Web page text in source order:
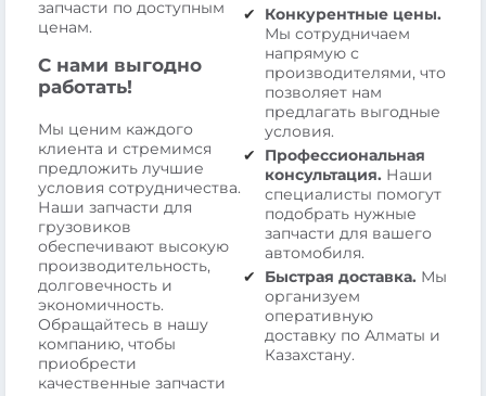
запчасти по доступным
ценам.
С нами выгодно
работать!
Мы ценим каждого
клиента и стремимся
предложить лучшие
условия сотрудничества.
Наши запчасти для
грузовиков
обеспечивают высокую
производительность,
долговечность и
экономичность.
Обращайтесь в нашу
компанию, чтобы
приобрести
качественные запчасти
Конкурентные цены.
Мы сотрудничаем
напрямую с
производителями, что
позволяет нам
предлагать выгодные
условия.
Профессиональная
консультация. Наши
специалисты помогут
подобрать нужные
запчасти для вашего
автомобиля.
Быстрая доставка. Мы
организуем
оперативную
доставку по Алматы и
Казахстану.